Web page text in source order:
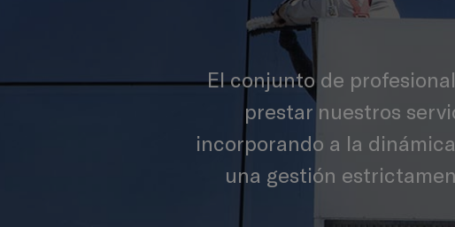
El conjunto de
prestar nuestros
incorporando a la
una gestión